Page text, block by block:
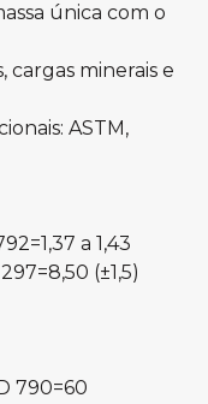
única com o
cargas minerais e
ASTM,
a 1,43
(±1,5)
790=60